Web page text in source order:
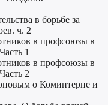
в борьбе за
ч. 2
в профсоюзы в
1
в профсоюзы в
2
о Коминтерне и